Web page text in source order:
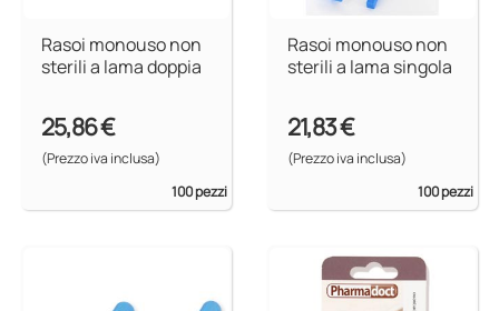
Rasoi monouso non
sterili a lama doppia
25,86 €
(Prezzo iva inclusa)
100 pezzi
Rasoi monouso non
sterili a lama singola
21,83 €
(Prezzo iva inclusa)
100 pezzi